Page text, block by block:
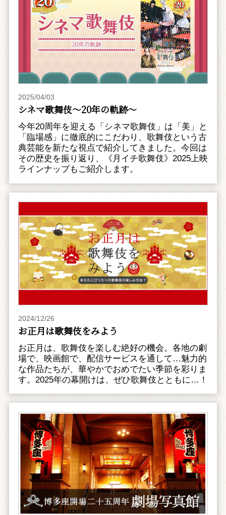
2025/04/03
シネマ歌舞伎～20年の軌跡～
今年20周年を迎える「シネマ歌舞伎」は「美」と
「臨場感」に徹底的にこだわり、歌舞伎という古
典芸能を新たな視点で紹介してきました。今回は
その歴史を振り返り、《月イチ歌舞伎》2025上映
ラインナップもご紹介します。
2024/12/26
お正月は歌舞伎をみよう
お正月は、歌舞伎を楽しむ絶好の機会。各地の劇
場で、映画館で、配信サービスを通して…魅力的
な作品たちが、華やかでおめでたい季節を彩りま
す。2025年の幕開けは、ぜひ歌舞伎とともに…！